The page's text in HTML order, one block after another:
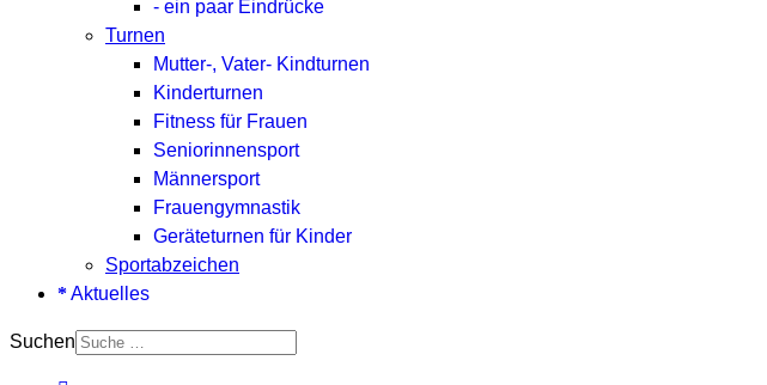
- ein paar Eindrücke
Turnen
Mutter-, Vater- Kindturnen
Kinderturnen
Fitness für Frauen
Seniorinnensport
Männersport
Frauengymnastik
Geräteturnen für Kinder
Sportabzeichen
Aktuelles
Suchen